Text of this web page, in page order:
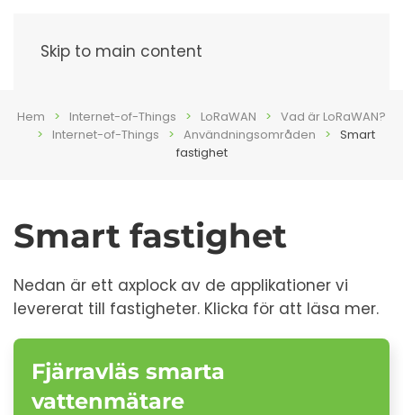
Skip to main content
Hem Internet-of-Things LoRaWAN
Vad är LoRaWAN?
Internet-of-Things
Användningsområden
Smart
fastighet
Smart fastighet
Nedan är ett axplock av de applikationer vi
levererat till fastigheter. Klicka för att läsa mer.
Fjärravläs smarta
vattenmätare